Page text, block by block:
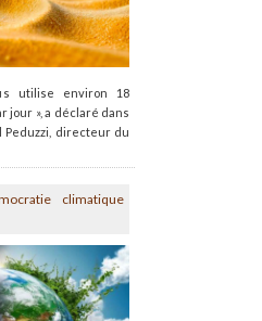
utilise environ 18
jour », a déclaré dans
Peduzzi, directeur du
climatique